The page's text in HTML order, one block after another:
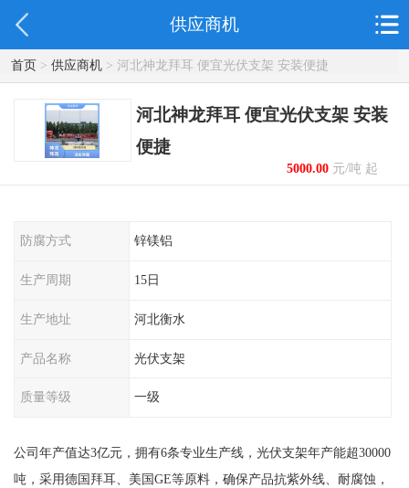
供应商机
首页> 供应商机> 河北神龙拜耳 便宜光伏支架 安装便捷
河北神龙拜耳 便宜光伏支架 安装
便捷
5000.00元/吨 起
防腐方式 锌镁铝
生产周期 15日
生产地址 河北衡水
产品名称 光伏支架
质量等级 一级
公司年产值达3亿元，拥有6条专业生产线，光伏支架年产能超30000
吨，采用德国拜耳、美国GE等原料，确保产品抗紫外线、耐腐蚀，